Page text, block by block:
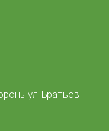
ул. Братьев